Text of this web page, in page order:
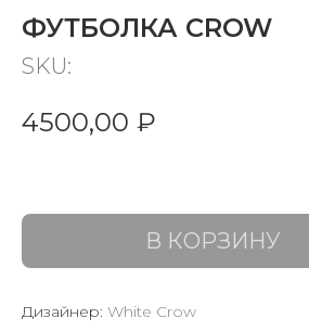
ФУТБОЛКА CROW
SKU:
4500,00 ₽
В КОРЗИНУ
Дизайнер: White Crow